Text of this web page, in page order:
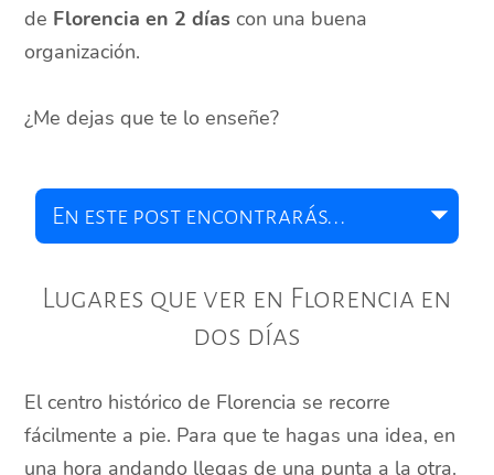
de Florencia en 2 días con una buena
organización.
¿Me dejas que te lo enseñe?
Lugares que ver en Florencia en
dos días
El centro histórico de Florencia se recorre
fácilmente a pie. Para que te hagas una idea, en
una hora andando llegas de una punta a la otra.